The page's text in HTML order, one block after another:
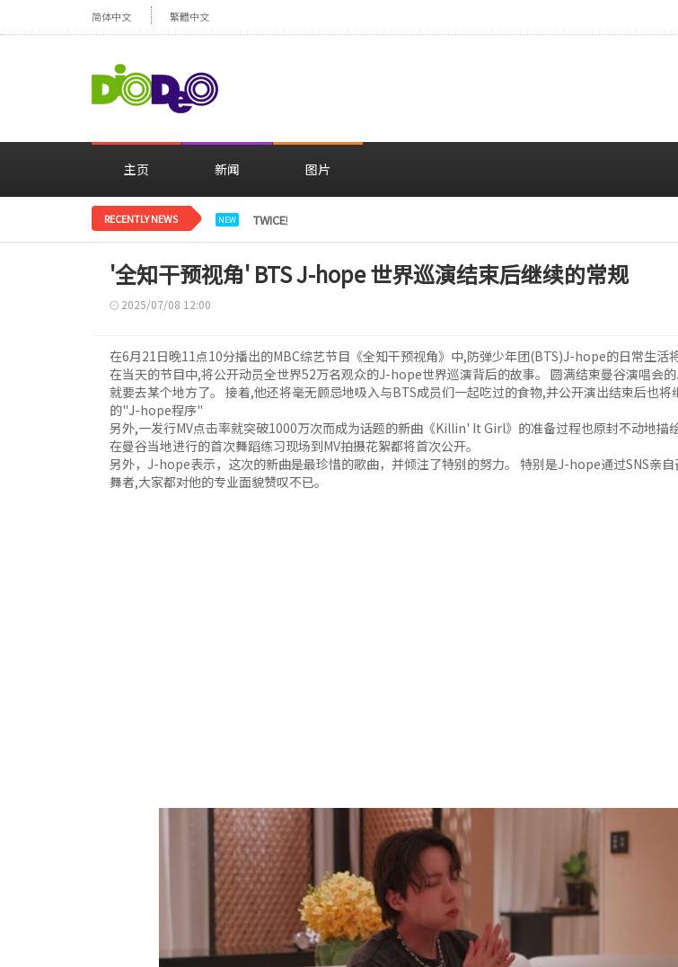
简体中文 繁體中文
主页 新闻 图片
RECENTLY NEWS NEW TWICE娜璉，花背景感性自拍…精致妆容引人注目
'全知干预视角' BTS J-hope 世界巡演结束后继续的常规
2025/07/08 12:00
在6月21日晚11点10分播出的MBC综艺节目《全知干预视角》中,防弹少年团(BTS)J-hope的日常生活
在当天的节目中,将公开动员全世界52万名观众的J-hope世界巡演背后的故事。 圆满结束曼谷演唱会
就要去某个地方了。 接着,他还将毫无顾忌地吸入与BTS成员们一起吃过的食物,并公开演出结束后也将
的"J-hope程序"
另外,一发行MV点击率就突破1000万次而成为话题的新曲《Killin' It Girl》的准备过程也原封不动地描
在曼谷当地进行的首次舞蹈练习现场到MV拍摄花絮都将首次公开。
另外，J-hope表示，这次的新曲是最珍惜的歌曲，并倾注了特别的努力。 特别是J-hope通过SNS亲
舞者,大家都对他的专业面貌赞叹不已。